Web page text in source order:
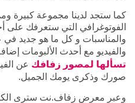
كما ستجد لدينا مجموعة كبيرة
الفوتوغرافي التي ستعرفك على
والمناسبات و كل ما هو جديد في
والفيديو مع أحدث الألبومات
تسألها لمصور زفافك عن
صورك وذكرى يومك الجميل.
وعبر معرض زفاف.نت سترى